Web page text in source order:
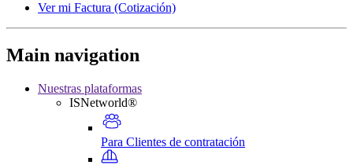
Ver mi Factura (Cotización)
Main navigation
Nuestras plataformas
ISNetworld®
Para Clientes de contratación